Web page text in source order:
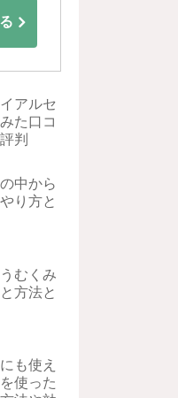
アルセ
た口コ
判
中から
り方と
むくみ
方法と
も使え
使った